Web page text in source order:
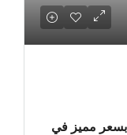
بسعر مميز في